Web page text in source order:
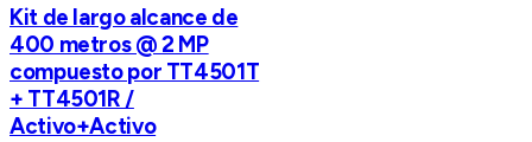
Kit de largo alcance de
400 metros @ 2 MP
compuesto por TT4501T
+ TT4501R /
Activo+Activo